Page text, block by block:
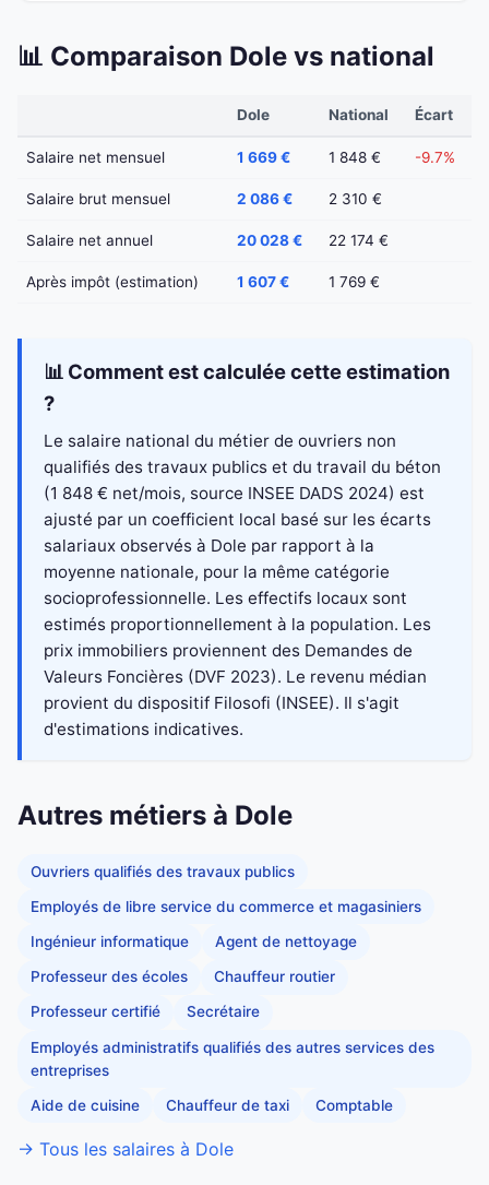
📊 Comparaison Dole vs national
Dole National Écart
Salaire net mensuel 1 669 € 1 848 € -9.7%
Salaire brut mensuel 2 086 € 2 310 €
Salaire net annuel 20 028 € 22 174 €
Après impôt (estimation) 1 607 € 1 769 €
📊 Comment est calculée cette estimation
?
Le salaire national du métier de ouvriers non
qualifiés des travaux publics et du travail du béton
(1 848 € net/mois, source INSEE DADS 2024) est
ajusté par un coefficient local basé sur les écarts
salariaux observés à Dole par rapport à la
moyenne nationale, pour la même catégorie
socioprofessionnelle. Les effectifs locaux sont
estimés proportionnellement à la population. Les
prix immobiliers proviennent des Demandes de
Valeurs Foncières (DVF 2023). Le revenu médian
provient du dispositif Filosofi (INSEE). Il s'agit
d'estimations indicatives.
Autres métiers à Dole
Ouvriers qualifiés des travaux publics
Employés de libre service du commerce et magasiniers
Ingénieur informatique Agent de nettoyage
Professeur des écoles Chauffeur routier
Professeur certifié Secrétaire
Employés administratifs qualifiés des autres services des
entreprises
Aide de cuisine Chauffeur de taxi Comptable
→ Tous les salaires à Dole